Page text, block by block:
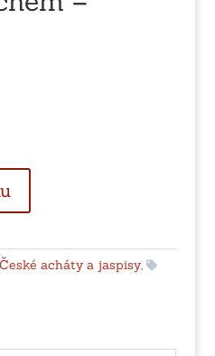
České acháty a jaspisy,